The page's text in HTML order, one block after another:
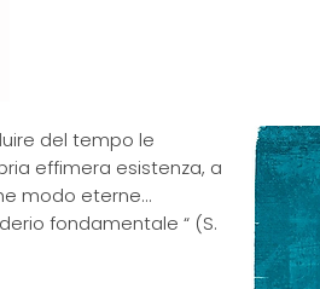
del tempo le
effimera esistenza, a
modo eterne…
fondamentale “ (S.